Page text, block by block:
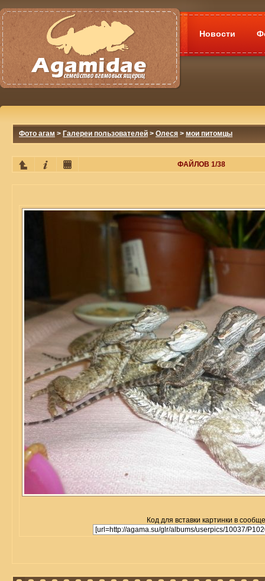
Новости
Фото агам > Галереи пользователей > Олеся > мои питомцы
ФАЙЛОВ 1/38
Код для вставки картинки в